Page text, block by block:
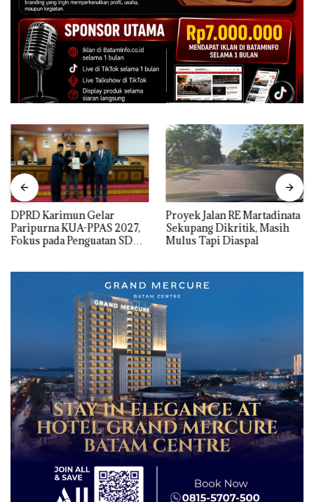
DPRD Karimun Gelar
Paripurna KUA-PPAS 2027,
Fokus pada Penguatan SDM,
Proyek Jalan RE Martadinata
Sekupang Dikritik, Masih
Mulus Tapi Diaspal